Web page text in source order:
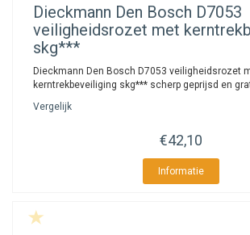
Dieckmann Den Bosch D7053
veiligheidsrozet met
skg***
Dieckmann Den Bosch D7053 veiligheidsrozet
kerntrekbeveiliging skg*** scherp geprijsd en
Vergelijk
€42,10
Informatie